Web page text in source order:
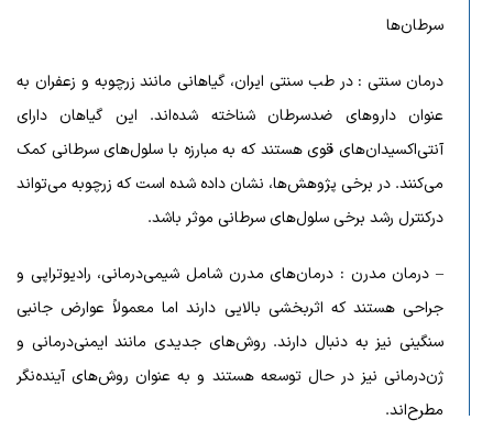
سرطان‌ها
درمان سنتی : در طب سنتی ایران، گیاهانی مانند زرچوبه و زعفران به
عنوان داروهای ضدسرطان شناخته شده‌اند. این گیاهان دارای
آنتی‌اکسیدان‌های قوی هستند که به مبارزه با سلول‌های سرطانی کمک
می‌کنند. در برخی پژوهش‌ها، نشان داده شده است که زرچوبه می‌تواند
درکنترل رشد برخی سلول‌های سرطانی موثر باشد.
– درمان مدرن : درمان‌های مدرن شامل شیمی‌درمانی، رادیوتراپی و
جراحی هستند که اثربخشی بالایی دارند اما معمولاً عوارض جانبی
سنگینی نیز به دنبال دارند. روش‌های جدیدی مانند ایمنی‌درمانی و
ژن‌درمانی نیز در حال توسعه هستند و به عنوان روش‌های آینده‌نگر
مطرح‌اند.